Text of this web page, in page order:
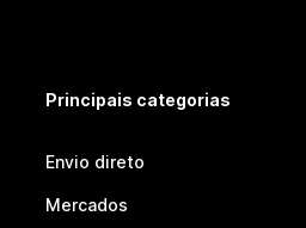
Principais categorias
Envio direto
Mercados